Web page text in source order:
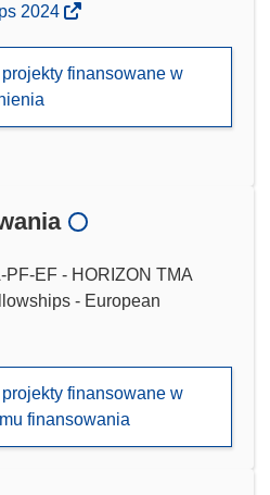
2024
finansowane w
EF - HORIZON TMA
- European
finansowane w
finansowania